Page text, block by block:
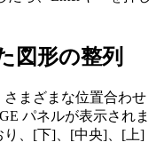
図形の整列
まざまな位置合わせ
パネルが表示されま
り、[下]、[中央]、[上]